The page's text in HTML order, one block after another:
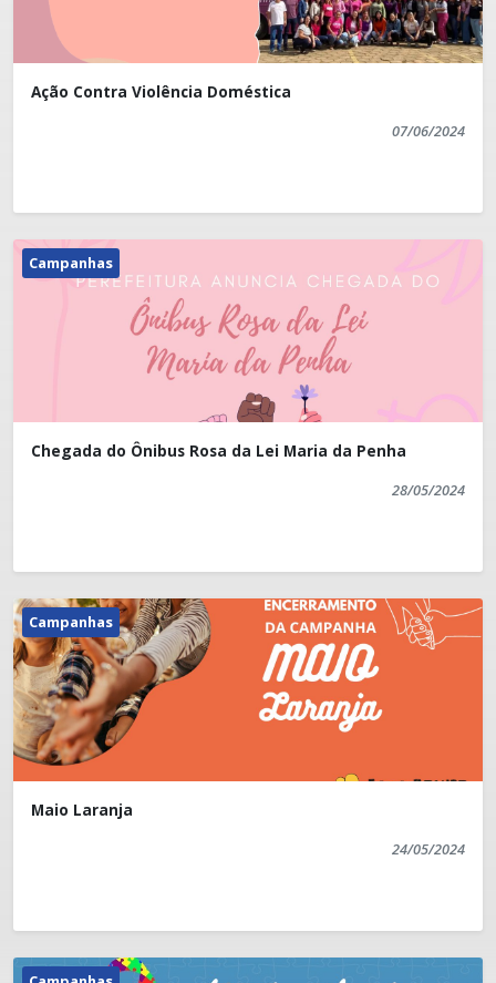
Ação Contra Violência Doméstica
07/06/2024
Campanhas
Chegada do Ônibus Rosa da Lei Maria da Penha
28/05/2024
Campanhas
Maio Laranja
24/05/2024